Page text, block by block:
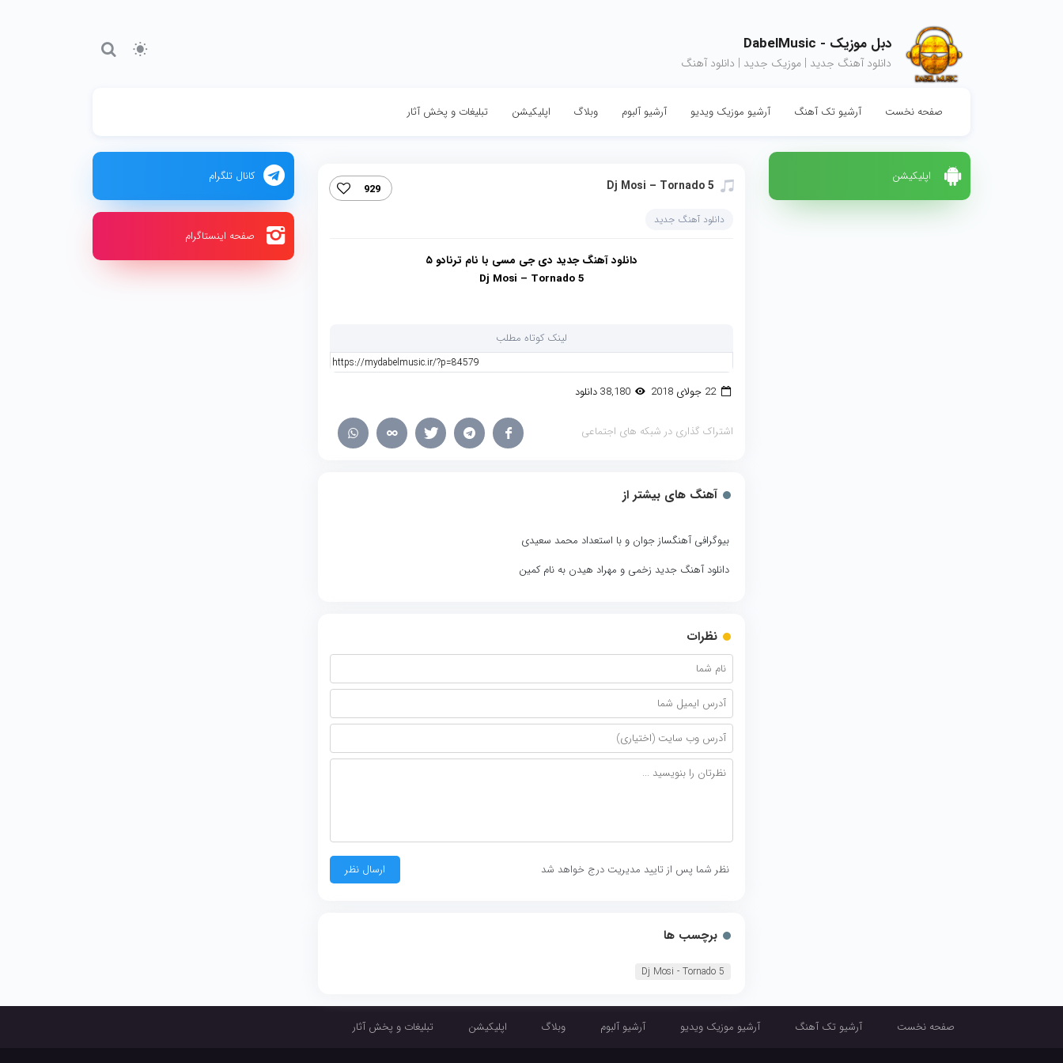
دبل موزیک - DabelMusic
دانلود آهنگ جدید | موزیک جدید | دانلود آهنگ
صفحه نخست آرشیو تک آهنگ آرشیو موزیک ویدیو آرشیو آلبوم وبلاگ اپلیکیشن تبلیغات و پخش آثار
اپلیکیشن
Dj Mosi – Tornado 5‏
929
دانلود آهنگ جدید
دانلود آهنگ جدید دی جی مسی با نام ترنادو ۵
Dj Mosi – Tornado 5
لینک کوتاه مطلب
22 جولای 2018 38,180 دانلود
اشتراک گذاری در شبکه های اجتماعی
آهنگ های بیشتر از
بیوگرافی آهنگساز جوان و با استعداد محمد سعیدی
دانلود آهنگ جدید زخمی و مهراد هیدن به نام کمین
نظرات
نظر شما پس از تایید مدیریت درج خواهد شد
برچسب ها
Dj Mosi - Tornado 5‏
کانال تلگرام
صفحه اینستاگرام
صفحه نخست آرشیو تک آهنگ آرشیو موزیک ویدیو آرشیو آلبوم وبلاگ اپلیکیشن تبلیغات و پخش آثار